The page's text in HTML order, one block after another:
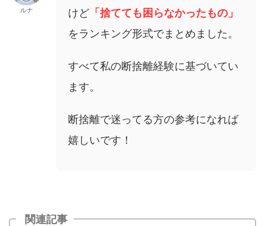
ルナ
けど 「捨てても困らなかったもの」
をランキング形式でまとめました。
すべて私の断捨離経験に基づいてい
ます。
断捨離で迷ってる方の参考になれば
嬉しいです！
関連記事